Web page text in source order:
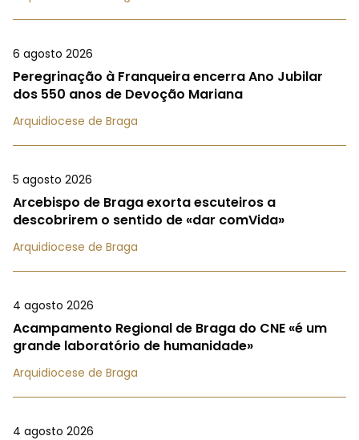
6 agosto 2026
Peregrinação à Franqueira encerra Ano Jubilar
dos 550 anos de Devoção Mariana
Arquidiocese de Braga
5 agosto 2026
Arcebispo de Braga exorta escuteiros a
descobrirem o sentido de «dar comVida»
Arquidiocese de Braga
4 agosto 2026
Acampamento Regional de Braga do CNE «é um
grande laboratório de humanidade»
Arquidiocese de Braga
4 agosto 2026